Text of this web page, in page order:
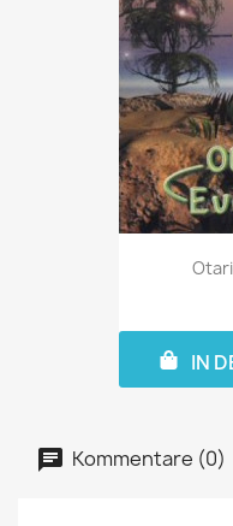
IN
Kommentare (0)